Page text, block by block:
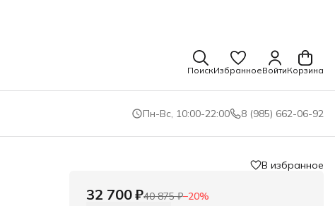
ПоискИзбранноеВойтиКорзина
Пн-Вс, 10:00-22:00 8 (985) 662-06-92
В избранное
32 700 ₽40 875 ₽−20%